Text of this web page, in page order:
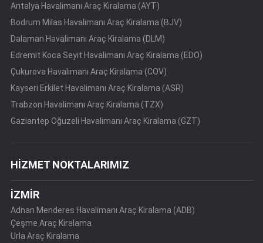
Antalya Havalimanı Araç Kiralama (AYT)
Bodrum Milas Havalimanı Araç Kiralama (BJV)
Dalaman Havalimanı Araç Kiralama (DLM)
Edremit Koca Seyit Havalimanı Araç Kiralama (EDO)
Çukurova Havalimanı Araç Kiralama (COV)
Kayseri Erkilet Havalimanı Araç Kiralama (ASR)
Trabzon Havalimanı Araç Kiralama (TZX)
Gaziantep Oğuzeli Havalimanı Araç Kiralama (GZT)
HİZMET NOKTALARIMIZ
İZMİR
Adnan Menderes Havalimanı Araç Kiralama (ADB)
Çeşme Araç Kiralama
Urla Araç Kiralama